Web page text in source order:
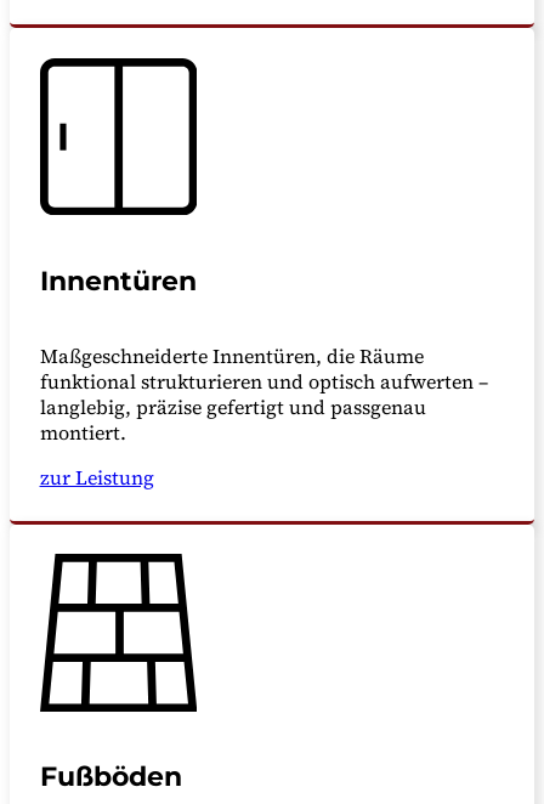
Innentüren
Maßgeschneiderte Innentüren, die Räume
funktional strukturieren und optisch aufwerten –
langlebig, präzise gefertigt und passgenau
montiert.
zur Leistung
Fußböden